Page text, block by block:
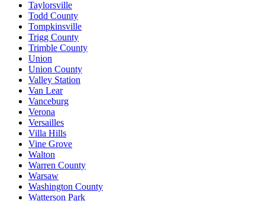
Taylorsville
Todd County
Tompkinsville
Trigg County
Trimble County
Union
Union County
Valley Station
Van Lear
Vanceburg
Verona
Versailles
Villa Hills
Vine Grove
Walton
Warren County
Warsaw
Washington County
Watterson Park